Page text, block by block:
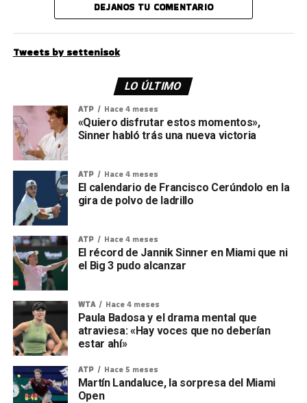
DEJANOS TU COMENTARIO
Tweets by settenisok
LO ÚLTIMO
ATP Hace 4 meses
«Quiero disfrutar estos momentos»,
Sinner habló trás una nueva victoria
ATP Hace 4 meses
El calendario de Francisco Cerúndolo en la
gira de polvo de ladrillo
ATP Hace 4 meses
El récord de Jannik Sinner en Miami que ni
el Big 3 pudo alcanzar
WTA Hace 4 meses
Paula Badosa y el drama mental que
atraviesa: «Hay voces que no deberían
estar ahí»
ATP Hace 5 meses
Martín Landaluce, la sorpresa del Miami
Open